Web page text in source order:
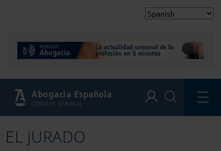
Abogacía Española
CONSEJO GENERAL
EL JURADO